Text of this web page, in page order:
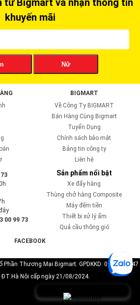
từ Bigmart và nhận thông tin
khuyến mãi
Nữ
BIGMART
Về Công Ty BIGMART
Bán Hàng Cùng Bigmart
Tuyển Dụng
Chính sách bảo mật
Bảng tin công ty
Liên hệ
00 99 73
Sản phẩm nổi bật
Xe đẩy hàng
Thùng chở hàng Composite
Máy đếm tiền
Thiết bị xử lý ẩm
Quả cầu thông gió
FACEBOOK
Phần Thương Mại Bigmart. GPDKKD: 0110819747
ĐT Hà Nội cấp ngày 21/08/2024.